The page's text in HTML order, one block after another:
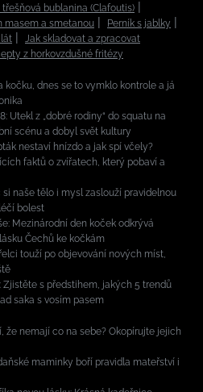
třešňová bublanina (Clafoutis)
masem a smetanou
Perník s jablky
Jak skladovat a zpracovat
z horkovzdušné fritézy
kočku, dnes se to vymklo kontrole a já
Utekl z „dobré rodiny“ do squatu na
scénu a dobyl svět kultury
nestaví hnízdo a jak spí včely?
faktů o zvířatech, který pobaví a
si naše tělo i mysl zaslouží pravidelnou
bolest
Mezinárodní den koček odkrývá
Čechů ke kočkám
touží po objevování nových míst,
Zjistěte s předstihem, jakých 5 trendů
saka s vosím pasem
že nemají co na sebe? Okopírujte jejich
maminky boří pravidla mateřství i